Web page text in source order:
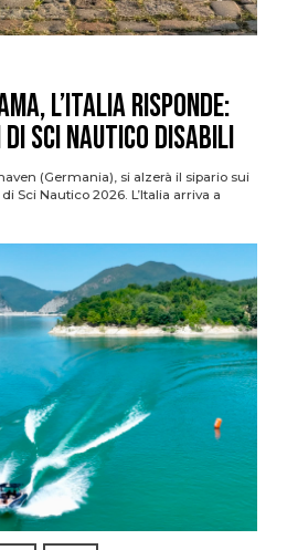
l’Italia risponde:
Sci Nautico Disabili
(Germania), si alzerà il sipario sui
Sci Nautico 2026. L’Italia arriva a